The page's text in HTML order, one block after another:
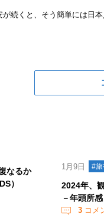
続くと、そう簡単には日本
なるか
）
1月9日 #旅
2024年、
－年頭所
3コメ